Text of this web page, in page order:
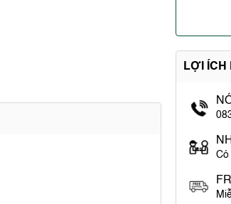
LỢI ÍCH
Có